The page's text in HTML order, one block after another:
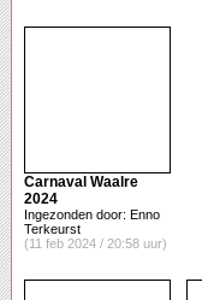
Carnaval Waalre
2024
Ingezonden door: Enno
Terkeurst
(11 feb 2024 / 20:58 uur)